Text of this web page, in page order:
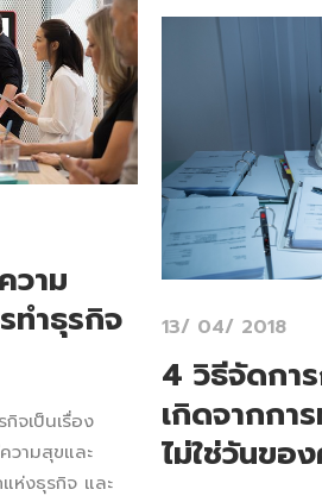
วาม
ทำธุรกิจ
จเป็นเรื่อง
วามสุขและ
ห่งธุรกิจ และ
13/ 04/ 2018
4 วิธีจัดกา
เกิดจากกา
ไม่ใช่วันขอ